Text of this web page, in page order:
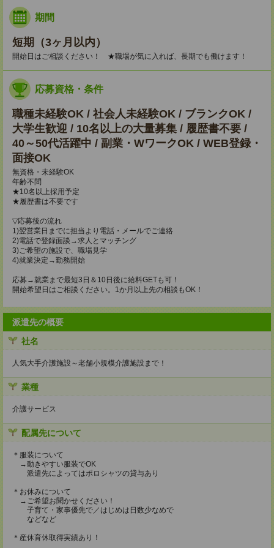
期間
短期（3ヶ月以内）
開始日はご相談ください！ ★職場が気に入れば、長期でも働けます！
応募資格・条件
職種未経験OK / 社会人未経験OK / ブランクOK /
大学生歓迎 / 10名以上の大量募集 / 履歴書不要 /
40～50代活躍中 / 副業・WワークOK / WEB登録・
面接OK
無資格・未経験OK
年齢不問
★10名以上採用予定
★履歴書は不要です
▽応募後の流れ
1)翌営業日までに担当より電話・メールでご連絡
2)電話で登録面談→求人とマッチング
3)ご希望の施設で、職場見学
4)就業決定→勤務開始
応募→就業まで最短3日＆10日後に給料GETも可！
開始希望日はご相談ください。1か月以上先の相談もOK！
派遣先の概要
社名
人気大手介護施設～老舗小規模介護施設まで！
業種
介護サービス
配属先について
＊服装について
→動きやすい服装でOK
派遣先によってはポロシャツの貸与あり
＊お休みについて
→ご希望お聞かせください！
子育て・家事優先で／はじめは日数少なめで
などなど
＊産休育休取得実績あり！